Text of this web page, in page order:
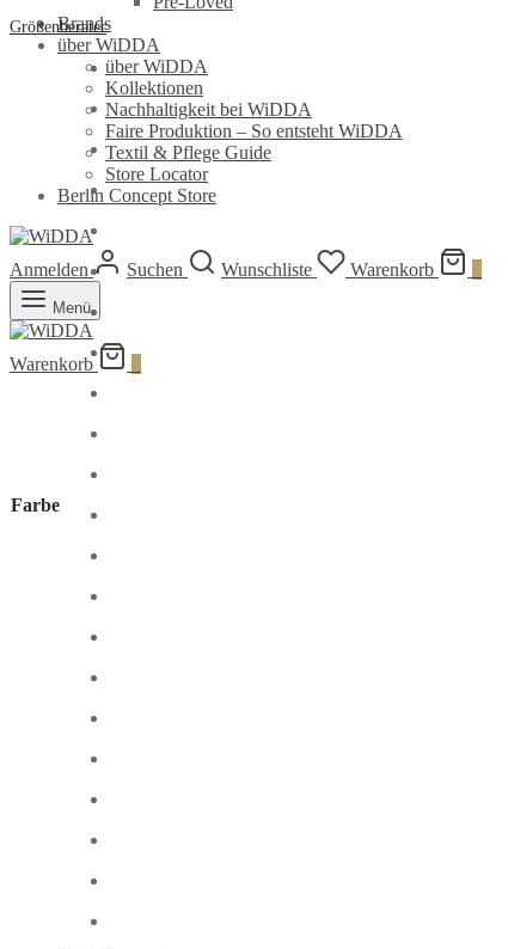
Brands
über WiDDA
über WiDDA
Kollektionen
Nachhaltigkeit bei WiDDA
Faire Produktion – So entsteht WiDDA
Textil & Pflege Guide
Store Locator
Berlin Concept Store
Anmelden Suchen Wunschliste Warenkorb
Menü
Warenkorb
Größenberater
Farbe